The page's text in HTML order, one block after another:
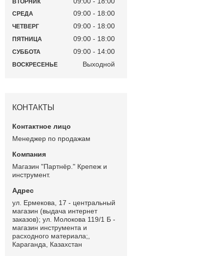
СРЕДА 09:00 18:00
ЧЕТВЕРГ 09:00 18:00
ПЯТНИЦА 09:00 18:00
СУББОТА 09:00 14:00
ВОСКРЕСЕНЬЕ Выходной
КОНТАКТЫ
Менеджер по продажам
Магазин "Партнёр." Крепеж и
инструмент.
ул. Ермекова, 17 - центральный
магазин (выдача интернет
заказов); ул. Молокова 119/1 Б -
магазин инструмента и
расходного материала;,
Караганда, Казахстан